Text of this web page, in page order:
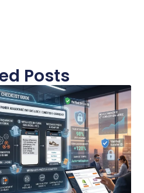
Posts